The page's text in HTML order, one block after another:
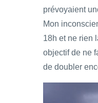
prévoyaient
Mon
18h et ne rien
objectif de ne
de doubler